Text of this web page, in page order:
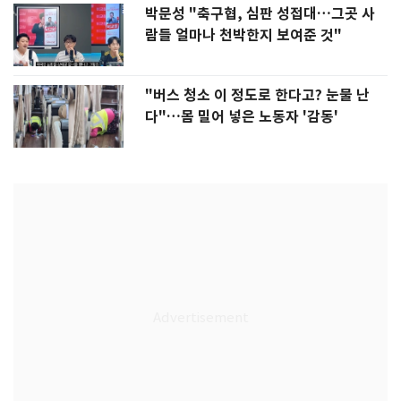
박문성 "축구협, 심판 성접대…그곳 사
람들 얼마나 천박한지 보여준 것"
"버스 청소 이 정도로 한다고? 눈물 난
다"…몸 밀어 넣은 노동자 '감동'